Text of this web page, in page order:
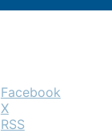
Facebook
X
RSS